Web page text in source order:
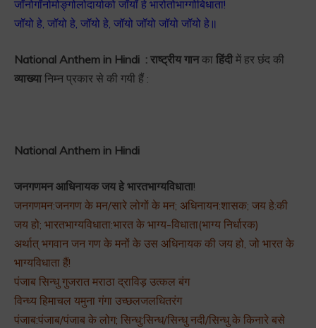
जॉनोगॉनोमोङ्गोलोदायोको जॉयॉ हे भारोतोभाग्गोबिधाता!
जॉयो हे, जॉयो हे, जॉयो हे, जॉयो जॉयो जॉयो जॉयो हे॥
National Anthem in Hindi : राष्ट्रीय गानका हिंदीमें हर छंद की
व्याख्यानिम्न प्रकार से की गयी हैं :
National Anthem in Hindi
जनगणमन आधिनायक जय हे भारतभाग्यविधाता!
जनगणमन:जनगण के मन/सारे लोगों के मन; अधिनायन:शासक; जय हे:की
जय हो; भारतभाग्यविधाता:भारत के भाग्य-विधाता(भाग्य निर्धारक)
अर्थात् भगवान जन गण के मनों के उस अधिनायक की जय हो, जो भारत के
भाग्यविधाता हैं!
पंजाब सिन्धु गुजरात मराठा द्राविड़ उत्कल बंग
विन्ध्य हिमाचल यमुना गंगा उच्छलजलधितरंग
पंजाब:पंजाब/पंजाब के लोग; सिन्धु:सिन्ध/सिन्धु नदी/सिन्धु के किनारे बसे